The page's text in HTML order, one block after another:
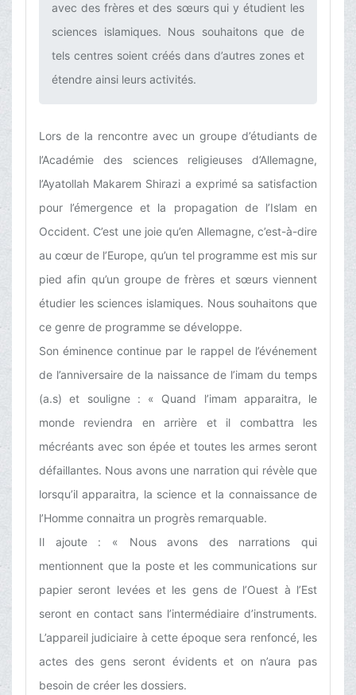
avec des frères et des sœurs qui y étudient les
sciences islamiques. Nous souhaitons que de
tels centres soient créés dans d’autres zones et
étendre ainsi leurs activités.‌
Lors de la rencontre avec un groupe d’étudiants de
l’Académie des sciences religieuses d’Allemagne,
l’Ayatollah Makarem Shirazi a exprimé sa satisfaction
pour l’émergence et la propagation de l’Islam en
Occident. C’est une joie qu’en Allemagne, c’est-à-dire
au cœur de l’Europe, qu’un tel programme est mis sur
pied afin qu’un groupe de frères et sœurs viennent
étudier les sciences islamiques. Nous souhaitons que
ce genre de programme se développe.
Son éminence continue par le rappel de l’événement
de l’anniversaire de la naissance de l’imam du temps
(a.s) et souligne : « Quand l’imam apparaitra, le
monde reviendra en arrière et il combattra les
mécréants avec son épée et toutes les armes seront
défaillantes. Nous avons une narration qui révèle que
lorsqu’il apparaitra, la science et la connaissance de
l’Homme connaitra un progrès remarquable.
Il ajoute : « Nous avons des narrations qui
mentionnent que la poste et les communications sur
papier seront levées et les gens de l’Ouest à l’Est
seront en contact sans l’intermédiaire d’instruments.
L’appareil judiciaire à cette époque sera renfoncé, les
actes des gens seront évidents et on n’aura pas
besoin de créer les dossiers.